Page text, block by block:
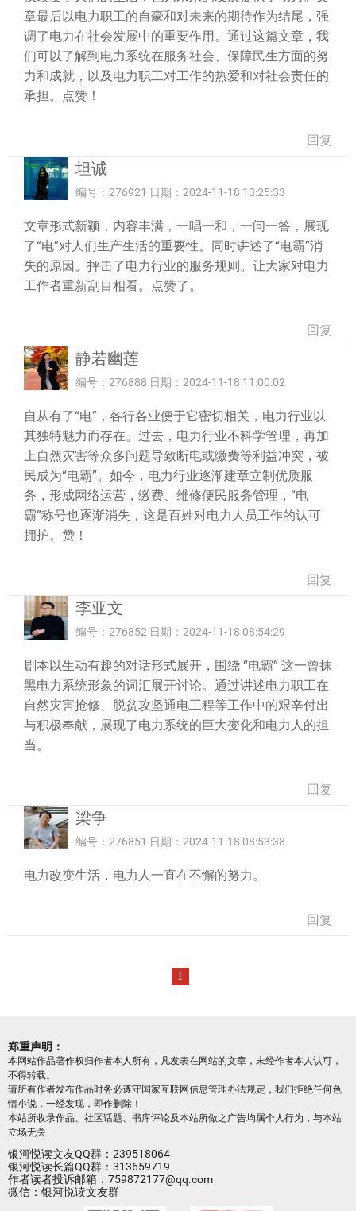
章最后以电力职工的自豪和对未来的期待作为结尾，强
调了电力在社会发展中的重要作用。通过这篇文章，我
们可以了解到电力系统在服务社会、保障民生方面的努
力和成就，以及电力职工对工作的热爱和对社会责任的
承担。点赞！
回复
坦诚
编号：276921 日期：2024-11-18 13:25:33
文章形式新颖，内容丰满，一唱一和，一问一答，展现
了“电”对人们生产生活的重要性。同时讲述了“电霸”消
失的原因。抨击了电力行业的服务规则。让大家对电力
工作者重新刮目相看。点赞了。
回复
静若幽莲
编号：276888 日期：2024-11-18 11:00:02
自从有了“电”，各行各业便于它密切相关，电力行业以
其独特魅力而存在。过去，电力行业不科学管理，再加
上自然灾害等众多问题导致断电或缴费等利益冲突，被
民成为“电霸”。如今，电力行业逐渐建章立制优质服
务，形成网络运营，缴费、维修便民服务管理，“电
霸”称号也逐渐消失，这是百姓对电力人员工作的认可
拥护。赞！
回复
李亚文
编号：276852 日期：2024-11-18 08:54:29
剧本以生动有趣的对话形式展开，围绕 “电霸” 这一曾抹
黑电力系统形象的词汇展开讨论。通过讲述电力职工在
自然灾害抢修、脱贫攻坚通电工程等工作中的艰辛付出
与积极奉献，展现了电力系统的巨大变化和电力人的担
当。
回复
梁争
编号：276851 日期：2024-11-18 08:53:38
电力改变生活，电力人一直在不懈的努力。
回复
1
郑重声明：
本网站作品著作权归作者本人所有，凡发表在网站的文章，未经作者本人认可，
不得转载。
请所有作者发布作品时务必遵守国家互联网信息管理办法规定，我们拒绝任何色
情小说，一经发现，即作删除！
本站所收录作品、社区话题、书库评论及本站所做之广告均属个人行为，与本站
立场无关
银河悦读文友QQ群：239518064
银河悦读长篇QQ群：313659719
作者读者投诉邮箱：759872177@qq.com
微信：银河悦读文友群